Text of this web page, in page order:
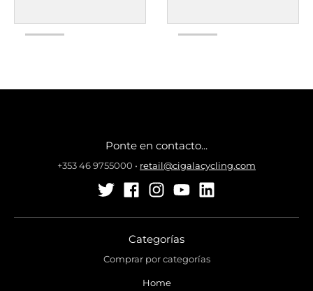
Ponte en contacto...
+353 46 9755000 • retail@cigalacycling.com
Categorías
Comprar por categorías
Home